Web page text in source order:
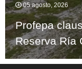
05 agosto, 2026
Profepa
Reserva Ría